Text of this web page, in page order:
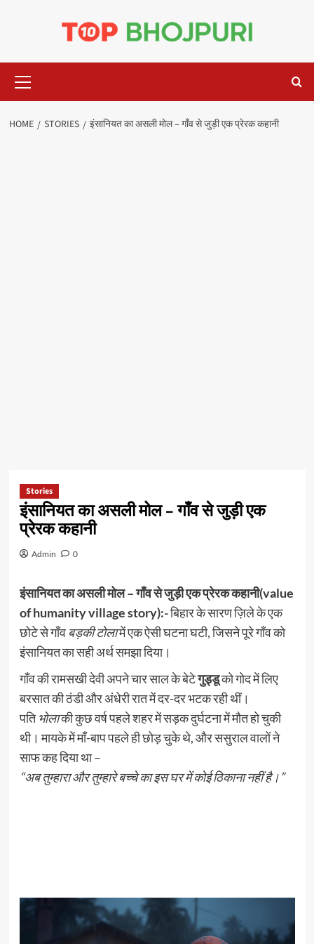
Menu
HOME STORIES इंसानियत का असली मोल – गाँव से जुड़ी एक प्रेरक कहानी
Stories
इंसानियत का असली मोल – गाँव से जुड़ी एक
प्रेरक कहानी
Admin 0
इंसानियत का असली मोल – गाँव से जुड़ी एक प्रेरक कहानी(value
of humanity village story):-बिहार के सारण ज़िले के एक
छोटे से गाँव बड़की टोलामें एक ऐसी घटना घटी, जिसने पूरे गाँव को
इंसानियत का सही अर्थ समझा दिया।
गाँव की रामसखी देवी अपने चार साल के बेटेगुड्डूको गोद में लिए
बरसात की ठंडी और अंधेरी रात में दर-दर भटक रही थीं।
पतिभोलाकी कुछ वर्ष पहले शहर में सड़क दुर्घटना में मौत हो चुकी
थी। मायके में माँ-बाप पहले ही छोड़ चुके थे, और ससुराल वालों ने
साफ कह दिया था –
“अब तुम्हारा और तुम्हारे बच्चे का इस घर में कोई ठिकाना नहीं है।”